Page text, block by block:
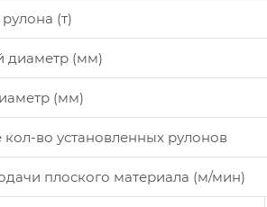
(т)
диаметр (мм)
(мм)
во установленных рулонов
плоского материала (м/мин)